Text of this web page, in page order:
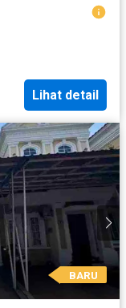
Lihat detail
BARU